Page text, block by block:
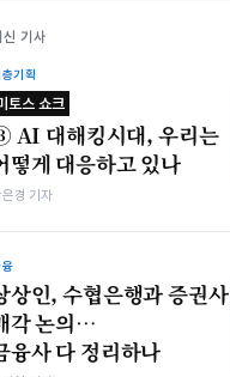
신 기사
기획
토스 쇼크
AI 대해킹시대, 우리는
떻게 대응하고 있나
은경 기자
상인, 수협은행과 증권사
각 논의…
융사 다 정리하나